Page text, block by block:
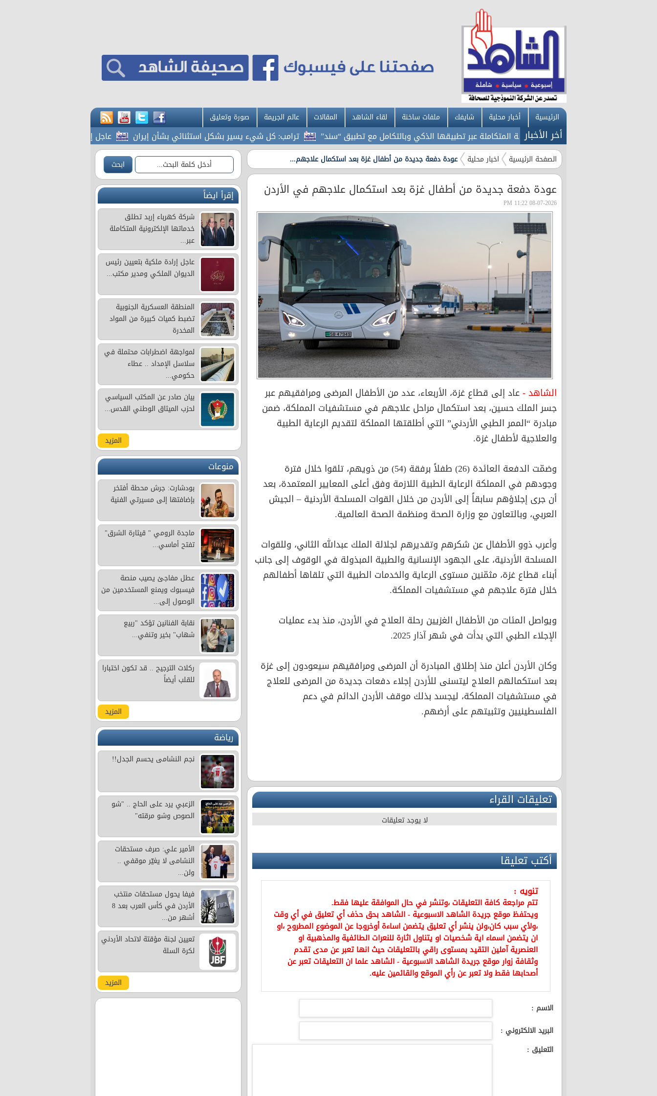
الرئيسية أخبار محلية شايفك ملفات ساخنة لقاء الشاهد المقالات عالم الجريمة صورة وتعليق
أخر الأخبار
إربد تطلق خدماتها الإلكترونية المتكاملة عبر تطبيقها الذكي وبالتكامل مع تطبيق “سند” ترامب: كل شيء يسير بشكل استثنائي بشأن إيران عاجل إرادة ملكية بتعيين رئيس
الصفحة الرئيسية اخبار محلية عودة دفعة جديدة من أطفال غزة بعد استكمال علاجهم...
عودة دفعة جديدة من أطفال غزة بعد استكمال علاجهم في الأردن
08-07-2026 11:22 PM
الشاهد -عاد إلى قطاع غزة، الأربعاء، عدد من الأطفال المرضى ومرافقيهم عبر
جسر الملك حسين، بعد استكمال مراحل علاجهم في مستشفيات المملكة، ضمن
مبادرة “الممر الطبي الأردني” التي أطلقتها المملكة لتقديم الرعاية الطبية
والعلاجية لأطفال غزة.
وضمّت الدفعة العائدة (26) طفلاً برفقة (54) من ذويهم، تلقوا خلال فترة
وجودهم في المملكة الرعاية الطبية اللازمة وفق أعلى المعايير المعتمدة، بعد
أن جرى إجلاؤهم سابقاً إلى الأردن من خلال القوات المسلحة الأردنية – الجيش
العربي، وبالتعاون مع وزارة الصحة ومنظمة الصحة العالمية.
وأعرب ذوو الأطفال عن شكرهم وتقديرهم لجلالة الملك عبدالله الثاني، وللقوات
المسلحة الأردنية، على الجهود الإنسانية والطبية المبذولة في الوقوف إلى جانب
أبناء قطاع غزة، مثمّنين مستوى الرعاية والخدمات الطبية التي تلقاها أطفالهم
خلال فترة علاجهم في مستشفيات المملكة.
ويواصل المئات من الأطفال الغزيين رحلة العلاج في الأردن، منذ بدء عمليات
الإجلاء الطبي التي بدأت في شهر آذار 2025.
وكان الأردن أعلن منذ إطلاق المبادرة أن المرضى ومرافقيهم سيعودون إلى غزة
بعد استكمالهم العلاج ليتسنى للأردن إجلاء دفعات جديدة من المرضى للعلاج
في مستشفيات المملكة، ليجسد بذلك موقف الأردن الدائم في دعم
الفلسطينيين وتثبيتهم على أرضهم.
تعليقات القراء
لا يوجد تعليقات
أكتب تعليقا
تنويه :
تتم مراجعة كافة التعليقات ،وتنشر في حال الموافقة عليها فقط.
ويحتفظ موقع جريدة الشاهد الاسبوعية - الشاهد بحق حذف أي تعليق في أي وقت
،ولأي سبب كان،ولن ينشر أي تعليق يتضمن اساءة أوخروجا عن الموضوع المطروح ،او
ان يتضمن اسماء اية شخصيات او يتناول اثارة للنعرات الطائفية والمذهبية او
العنصرية آملين التقيد بمستوى راقي بالتعليقات حيث انها تعبر عن مدى تقدم
وثقافة زوار موقع جريدة الشاهد الاسبوعية - الشاهد علما ان التعليقات تعبر عن
أصحابها فقط ولا تعبر عن رأي الموقع والقائمين عليه.
الاسم :
البريد الالكتروني :
التعليق :
إقرأ ايضاً
شركة كهرباء إربد تطلق
خدماتها الإلكترونية المتكاملة
عبر...
عاجل إرادة ملكية بتعيين رئيس
الديوان الملكي ومدير مكتب...
المنطقة العسكرية الجنوبية
تضبط كميات كبيرة من المواد
المخدرة
لمواجهة اضطرابات محتملة في
سلاسل الإمداد .. عطاء
حكومي...
بيان صادر عن المكتب السياسي
لحزب الميثاق الوطني القدس...
المزيد
منوعات
بودشارت: جرش محطة أفتخر
بإضافتها إلى مسيرتي الفنية
ماجدة الرومي " قيثارة الشرق"
تفتح أماسي...
عطل مفاجئ يصيب منصة
فيسبوك ويمنع المستخدمين من
الوصول إلى...
نقابة الفنانين تؤكد "ربيع
شهاب" بخير وتنفي...
ركلات الترجيح .. قد تكون اختبارا
للقلب أيضاً
المزيد
رياضة
نجم النشامى يحسم الجدل!!
الزعبي يرد على الحاج .. "شو
الصوص وشو مرقته"
الأمير علي: صرف مستحقات
النشامى لا يغيّر موقفي ..
ولن...
فيفا يحول مستحقات منتخب
الأردن في كأس العرب بعد 8
أشهر من...
تعيين لجنة مؤقتة لاتحاد الأردني
لكرة السلة
المزيد